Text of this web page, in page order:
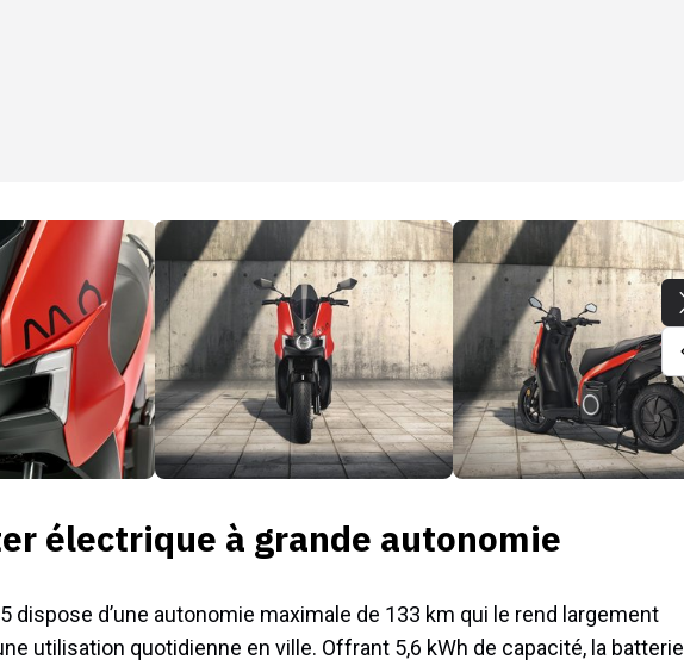
électrique à grande autonomie
dispose d’une autonomie maximale de 133 km qui le rend largement
utilisation quotidienne en ville. Offrant 5,6 kWh de capacité, la batterie